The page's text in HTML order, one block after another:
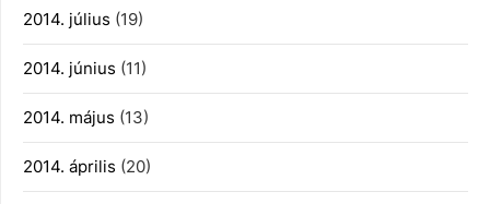
2014. július (19)
2014. június (11)
2014. május (13)
2014. április (20)